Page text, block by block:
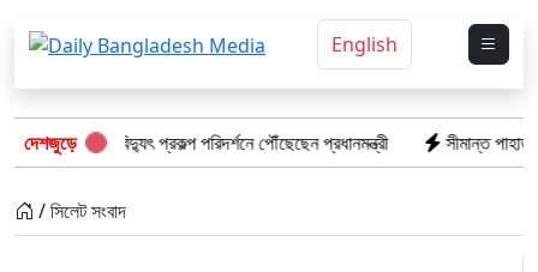
English
দেশজুড়ে
মাতারবাড়ি বিদ্যুৎ প্রকল্প পরিদর্শনে পৌঁছেছেন প্রধানমন্ত্রী সীমান্ত পাহাড়ায়
/ সিলেট সংবাদ